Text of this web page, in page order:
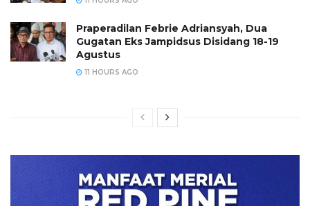
Praperadilan Febrie Adriansyah, Dua
Gugatan Eks Jampidsus Disidang 18-19
Agustus
11 HOURS AGO